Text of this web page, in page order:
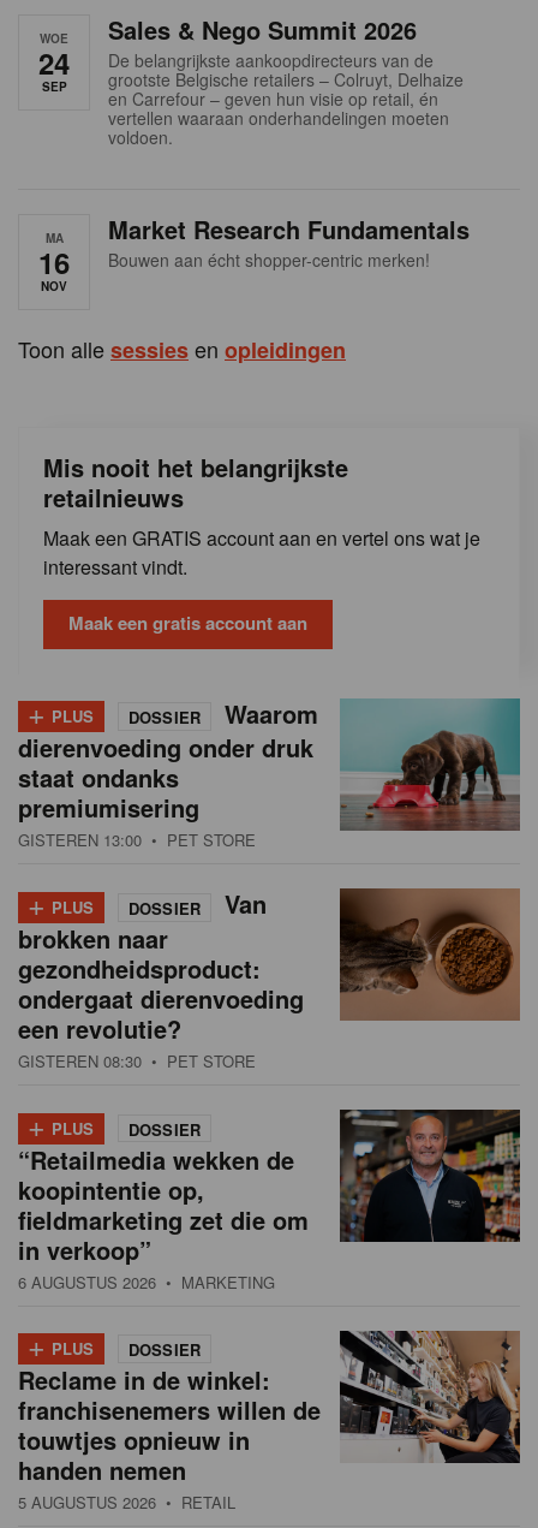
WOE
24
SEP
Sales & Nego Summit 2026
De belangrijkste aankoopdirecteurs van de
grootste Belgische retailers – Colruyt, Delhaize
en Carrefour – geven hun visie op retail, én
vertellen waaraan onderhandelingen moeten
voldoen.
MA
16
NOV
Market Research Fundamentals
Bouwen aan écht shopper-centric merken!
Toon allesessiesen opleidingen
Mis nooit het belangrijkste
retailnieuws
Maak een GRATIS account aan en vertel ons wat je
interessant vindt.
Maak een gratis account aan
+ PLUS DOSSIER
Waarom
dierenvoeding onder druk
staat ondanks
premiumisering
GISTEREN 13:00 • PET STORE
+ PLUS DOSSIER
Van
brokken naar
gezondheidsproduct:
ondergaat dierenvoeding
een revolutie?
GISTEREN 08:30 • PET STORE
+ PLUS DOSSIER
“Retailmedia wekken de
koopintentie op,
fieldmarketing zet die om
in verkoop”
6 AUGUSTUS 2026 • MARKETING
+ PLUS DOSSIER
Reclame in de winkel:
franchisenemers willen de
touwtjes opnieuw in
handen nemen
5 AUGUSTUS 2026 • RETAIL